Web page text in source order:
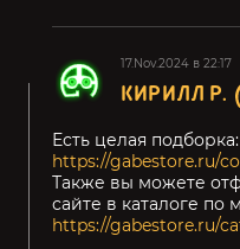
17.Nov.2024 в 22:17
КИРИЛЛ Р.
Есть целая подборка:
https://gabestore.ru/
Также вы можете
сайте в каталоге
https://gabestore.ru/